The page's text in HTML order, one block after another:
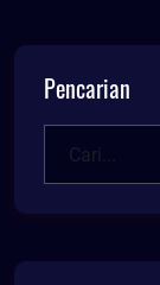
Pencarian